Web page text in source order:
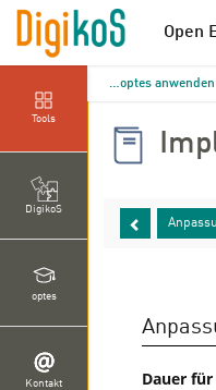
Open
Tools
DigikoS
optes
Kontakt
optes anwenden
Dauer